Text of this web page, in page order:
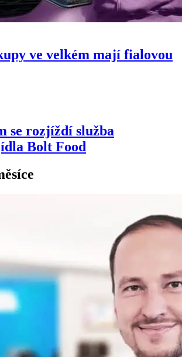
ve velkém mají fialovou
se rozjíždí služba
Bolt Food